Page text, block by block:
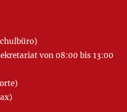
von 08:00 bis 13:00